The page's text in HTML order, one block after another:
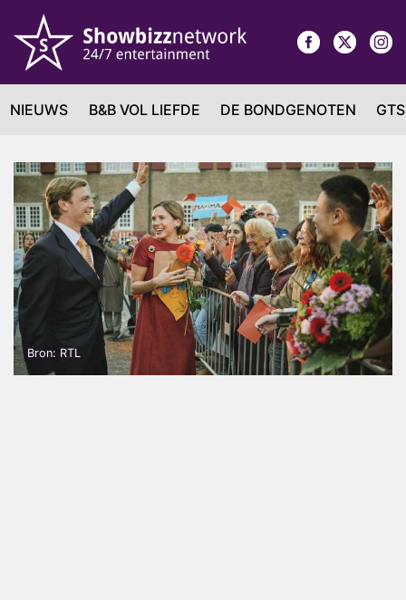
NIEUWS B&B VOL LIEFDE DE BONDGENOTEN
Bron: RTL